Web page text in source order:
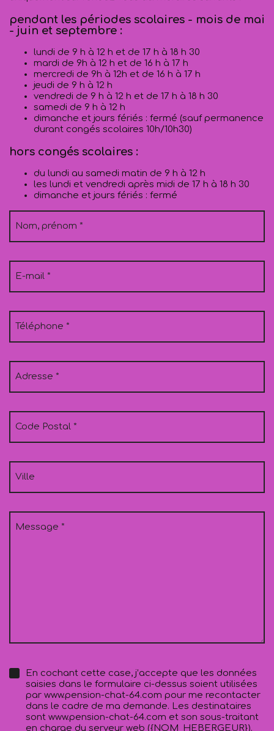
pendant les périodes scolaires - mois de mai
- juin et septembre :
lundi de 9 h à 12 h et de 17 h à 18 h 30
mardi de 9h à 12 h et de 16 h à 17 h
mercredi de 9h à 12h et de 16 h à 17 h
jeudi de 9 h à 12 h
vendredi de 9 h à 12 h et de 17 h à 18 h 30
samedi de 9 h à 12 h
dimanche et jours fériés : fermé (sauf permanence
durant congés scolaires 10h/10h30)
hors congés scolaires :
du lundi au samedi matin de 9 h à 12 h
les lundi et vendredi après midi de 17 h à 18 h 30
dimanche et jours fériés : fermé
Nom, prénom
E-mail
Téléphone
Adresse
Code Postal
Ville
Message
En cochant cette case, j’accepte que les données
saisies dans le formulaire ci-dessus soient utilisées
par www.pension-chat-64.com pour me recontacter
dans le cadre de ma demande. Les destinataires
sont www.pension-chat-64.com et son sous-traitant
en charge du serveur web ({NOM_HEBERGEUR}).